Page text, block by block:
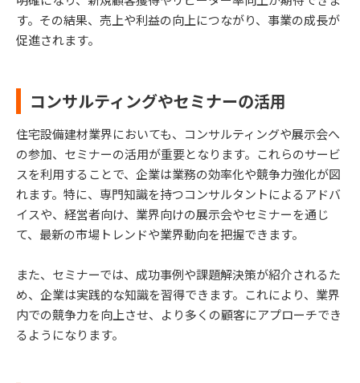
す。その結果、売上や利益の向上につながり、事業の成長が
促進されます。
コンサルティングやセミナーの活用
住宅設備建材業界においても、コンサルティングや展示会へ
の参加、セミナーの活用が重要となります。これらのサービ
スを利用することで、企業は業務の効率化や競争力強化が図
れます。特に、専門知識を持つコンサルタントによるアドバ
イスや、経営者向け、業界向けの展示会やセミナーを通じ
て、最新の市場トレンドや業界動向を把握できます。
また、セミナーでは、成功事例や課題解決策が紹介されるた
め、企業は実践的な知識を習得できます。これにより、業界
内での競争力を向上させ、より多くの顧客にアプローチでき
るようになります。